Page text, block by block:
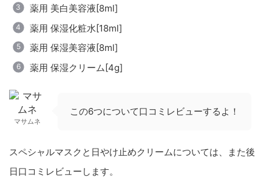
薬用 美白美容液[8ml]
薬用 保湿化粧水[18ml]
薬用 保湿美容液[8ml]
薬用 保湿クリーム[4g]
マサムネ
この6つについて口コミレビューするよ！
スペシャルマスクと日やけ止めクリームについては、また後
日口コミレビューします。